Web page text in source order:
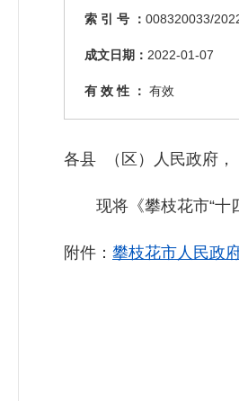
索 引 号 ： 008320033/
成文日期： 2022-01-07
有 效 性 ： 有效
各县 （区）人民政府，
现将《攀枝花市“十四
附件： 攀枝花市人民政